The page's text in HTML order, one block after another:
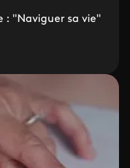
: "Naviguer sa vie"